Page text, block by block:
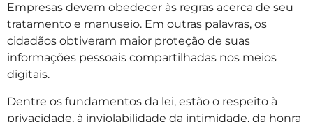
Empresas devem obedecer às regras acerca de seu
tratamento e manuseio. Em outras palavras, os
cidadãos obtiveram maior proteção de suas
informações pessoais compartilhadas nos meios
digitais.
Dentre os fundamentos da lei, estão o respeito à
privacidade, à inviolabilidade da intimidade, da honra